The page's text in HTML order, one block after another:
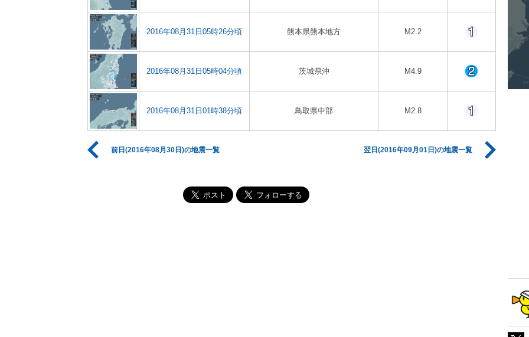
2016年08月31日05時26分頃 熊本県熊本地方 M2.2
2016年08月31日05時04分頃 茨城県沖 M4.9
2016年08月31日01時38分頃 鳥取県中部 M2.8
前日(2016年08月30日)の地震一覧 翌日(2016年09月01日)の地震一覧